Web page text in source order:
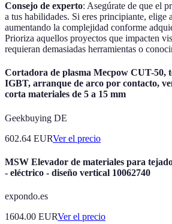
Consejo de experto: Asegúrate de que el
a tus habilidades. Si eres principiante, elige
aumentando la complejidad conforme
Prioriza aquellos proyectos que impacten
requieran demasiadas herramientas o
Cortadora de plasma Mecpow CUT-50,
IGBT, arranque de arco por contacto,
corta materiales de 5 a 15 mm
Geekbuying DE
602.64 EURVer el precio
MSW Elevador de materiales para
- eléctrico - diseño vertical 10062740
expondo.es
1604.00 EURVer el precio